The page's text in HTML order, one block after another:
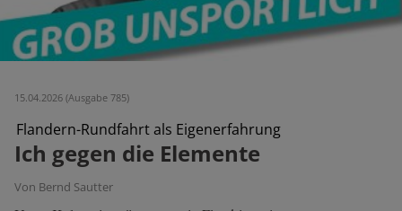
15.04.2026 (Ausgabe 785)
Flandern-Rundfahrt als Eigenerfahrung
Ich gegen die Elemente
Von Bernd Sautter